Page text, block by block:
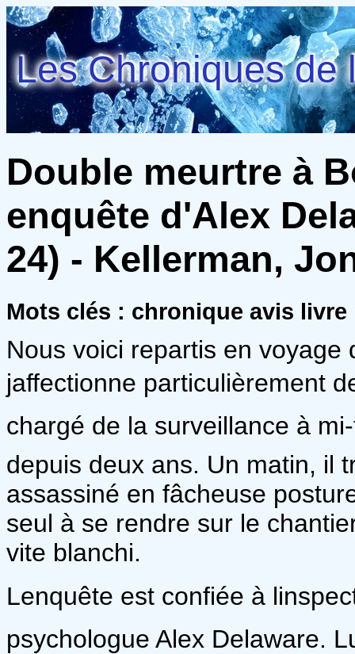
Les Chroniques de
Double meurtre à
enquête d'Alex
24) - Kellerman,
Mots clés : chronique avis
Nous voici repartis en voyage
jaffectionne particulièrement
chargé de la surveillance à
depuis deux ans. Un matin, il
assassiné en fâcheuse
seul à se rendre sur le
vite blanchi.
Lenquête est confiée à
psychologue Alex Delaware.